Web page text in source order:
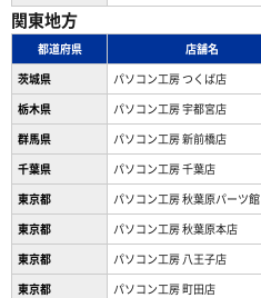
関東地方
都道府県 店舗名
茨城県
パソコン工房 つくば店
栃木県
パソコン工房 宇都宮店
群馬県
パソコン工房 新前橋店
千葉県
パソコン工房 千葉店
東京都
パソコン工房 秋葉原パーツ館
東京都
パソコン工房 秋葉原本店
東京都
パソコン工房 八王子店
東京都
パソコン工房 町田店